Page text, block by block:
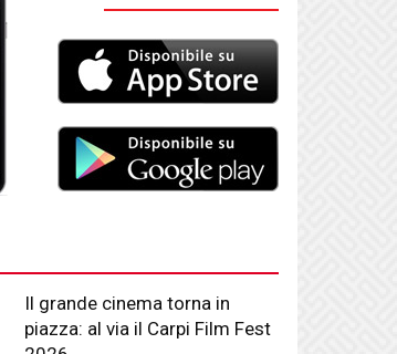
Il grande cinema torna in
piazza: al via il Carpi Film Fest